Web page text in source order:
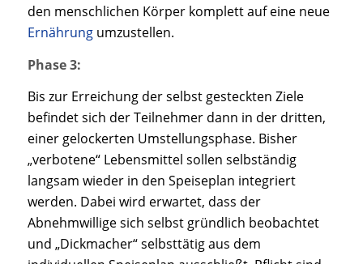
den menschlichen Körper komplett auf eine neue
Ernährungumzustellen.
Phase 3:
Bis zur Erreichung der selbst gesteckten Ziele
befindet sich der Teilnehmer dann in der dritten,
einer gelockerten Umstellungsphase. Bisher
„verbotene“ Lebensmittel sollen selbständig
langsam wieder in den Speiseplan integriert
werden. Dabei wird erwartet, dass der
Abnehmwillige sich selbst gründlich beobachtet
und „Dickmacher“ selbsttätig aus dem